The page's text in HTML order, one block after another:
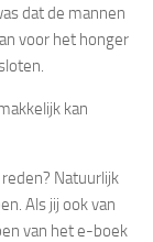
dat de mannen
voor het honger
kan
Natuurlijk
Als jij ook van
van het e-boek